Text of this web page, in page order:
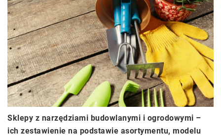
Sklepy z narzędziami budowlanymi i ogrodowymi –
ich zestawienie na podstawie asortymentu, modelu